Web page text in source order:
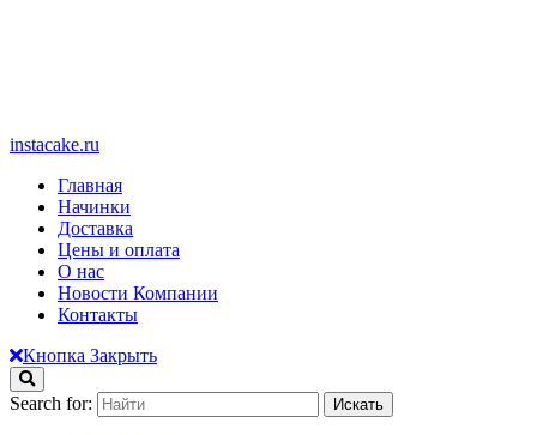
instacake.ru
Главная
Начинки
Доставка
Цены и оплата
О нас
Новости Компании
Контакты
Кнопка Закрыть
Search for: